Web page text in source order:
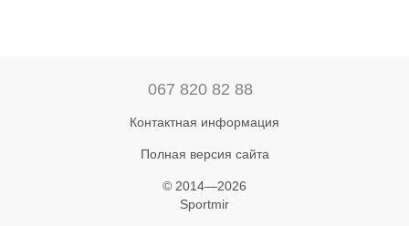
067 820 82 88
Контактная информация
Полная версия сайта
© 2014—2026
Sportmir